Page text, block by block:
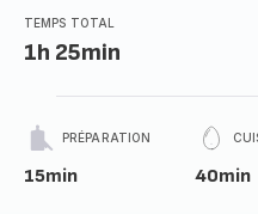
TEMPS TOTAL
1h 25min
PRÉPARATION
15min 40min